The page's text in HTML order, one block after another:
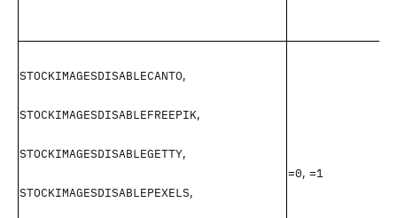
STOCKIMAGESDISABLECANTO,
STOCKIMAGESDISABLEFREEPIK,
STOCKIMAGESDISABLEGETTY,
STOCKIMAGESDISABLEPEXELS,
=0, =1